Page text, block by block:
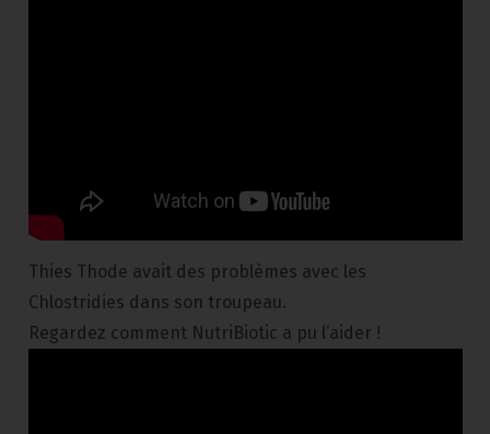
Thies Thode avait des problèmes avec les
Chlostridies dans son troupeau.
Regardez comment NutriBiotic a pu l‘aider !